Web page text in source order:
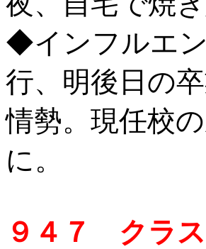
◆インフルエ
行、明後日の
情勢。現任校
に。
９４７ クラス